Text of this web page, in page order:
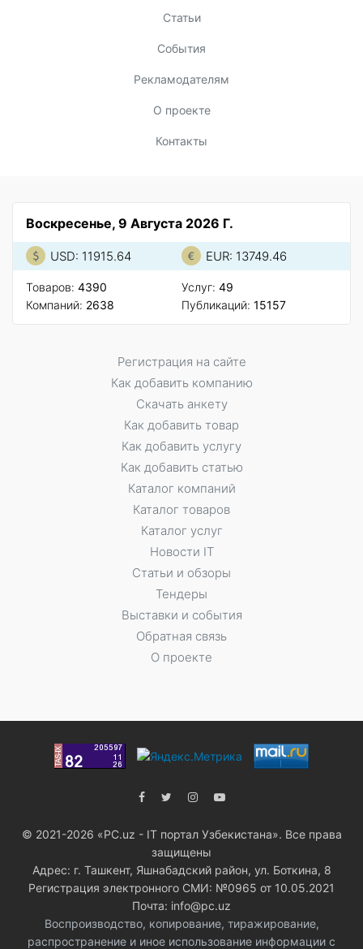
Статьи
События
Рекламодателям
О проекте
Контакты
Воскресенье, 9 Августа 2026 Г.
USD: 11915.64 EUR: 13749.46
Товаров: 4390
Компаний: 2638
Услуг: 49
Публикаций: 15157
Регистрация на сайте
Как добавить компанию
Скачать анкету
Как добавить товар
Как добавить услугу
Как добавить статью
Каталог компаний
Каталог товаров
Каталог услуг
Новости IT
Статьи и обзоры
Тендеры
Выставки и события
Обратная связь
О проекте
© 2021-2026 «PC.uz - IT портал Узбекистана». Все права
защищены
Адрес: г. Ташкент, Яшнабадский район, ул. Боткина, 8
Регистрация электронного СМИ: №0965 от 10.05.2021
Почта: info@pc.uz
Воспроизводство, копирование, тиражирование,
распространение и иное использование информации с